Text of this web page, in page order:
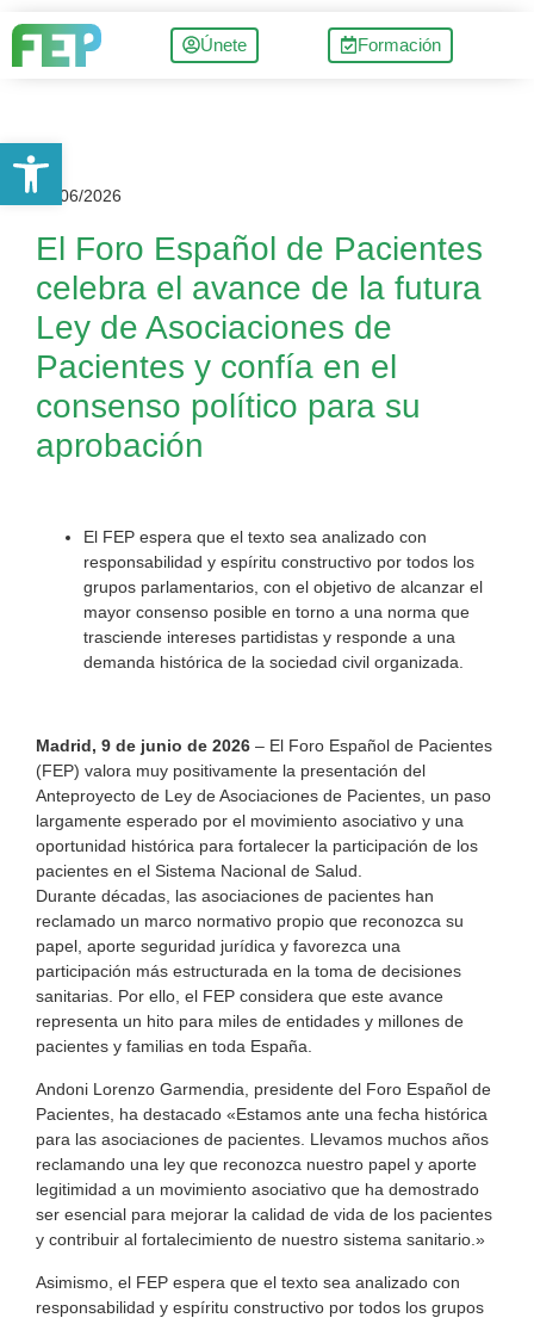
Únete Formación
09/06/2026
El Foro Español de Pacientes
celebra el avance de la futura
Ley de Asociaciones de
Pacientes y confía en el
consenso político para su
aprobación
El FEP espera que el texto sea analizado con
responsabilidad y espíritu constructivo por todos los
grupos parlamentarios, con el objetivo de alcanzar el
mayor consenso posible en torno a una norma que
trasciende intereses partidistas y responde a una
demanda histórica de la sociedad civil organizada.
Madrid, 9 de junio de 2026 – El Foro Español de Pacientes
(FEP) valora muy positivamente la presentación del
Anteproyecto de Ley de Asociaciones de Pacientes, un paso
largamente esperado por el movimiento asociativo y una
oportunidad histórica para fortalecer la participación de los
pacientes en el Sistema Nacional de Salud.
Durante décadas, las asociaciones de pacientes han
reclamado un marco normativo propio que reconozca su
papel, aporte seguridad jurídica y favorezca una
participación más estructurada en la toma de decisiones
sanitarias. Por ello, el FEP considera que este avance
representa un hito para miles de entidades y millones de
pacientes y familias en toda España.
Andoni Lorenzo Garmendia, presidente del Foro Español de
Pacientes, ha destacado «Estamos ante una fecha histórica
para las asociaciones de pacientes. Llevamos muchos años
reclamando una ley que reconozca nuestro papel y aporte
legitimidad a un movimiento asociativo que ha demostrado
ser esencial para mejorar la calidad de vida de los pacientes
y contribuir al fortalecimiento de nuestro sistema sanitario.»
Asimismo, el FEP espera que el texto sea analizado con
responsabilidad y espíritu constructivo por todos los grupos
Abrir barra de herramientas